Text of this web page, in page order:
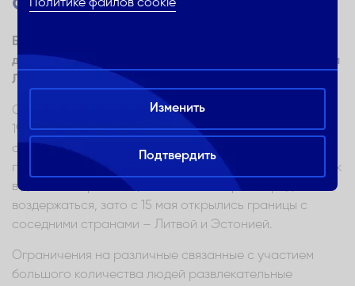
Балтия «открыта»: отправляйся в короткую или
долгую поездку по окрестностям Риги, другим местам
Латвии и по странам Балтии!
Сейчас постепенно отменяются связанные с COVID-
19 ограничения, хотя, конечно, тот момент, когда мы
сможем облегченно вздохнуть и вернуться к
привычному ритму жизни, еще не наступил. От поездок
в дальние страны еще на какое-то время придется
воздержаться, зато с 15 мая открылись границы с
соседними странами – Литвой и Эстонией.
Ограничения на различные связанные с участием
большого количества людей развлекательные
Политике файлов cookie
Изменить
Подтвердить